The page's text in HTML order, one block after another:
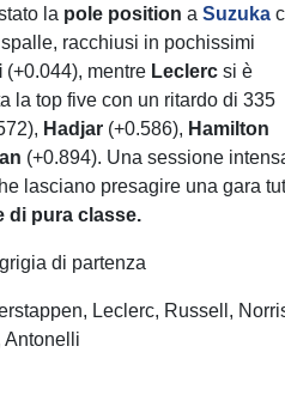
la pole position aSuzuka
racchiusi in pochissimi
(+0.044), mentre Leclerc si è
la top five con un ritardo di 335
Hadjar (+0.586), Hamilton
(+0.894). Una sessione
lasciano presagire una gara
di pura classe.
di partenza
Leclerc, Russell,
Antonelli